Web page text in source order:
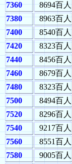
7360
8694百人
7380
8963百人
7400
8540百人
7420
8323百人
7440
8456百人
7460
8679百人
7480
8323百人
7500
8494百人
7520
8296百人
7540
9217百人
7560
8551百人
7580
9005百人